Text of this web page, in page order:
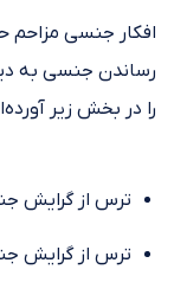
افکار جنسی مزاحم
رساندن جنسی به
را در بخش زیر
ترس از گرایش
ترس از گرایش